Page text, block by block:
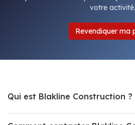
votre activité.
Revendiquer ma
Qui est Blakline Construction ?